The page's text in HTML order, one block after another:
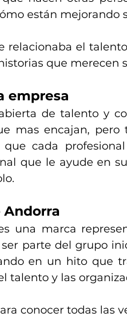
están mejorando
relacionaba el
que merecen
empresa
de talento y
mas encajan, pero
cada
que le ayude en
una marca
parte del grupo
en un hito que
talento y las
conocer todas las